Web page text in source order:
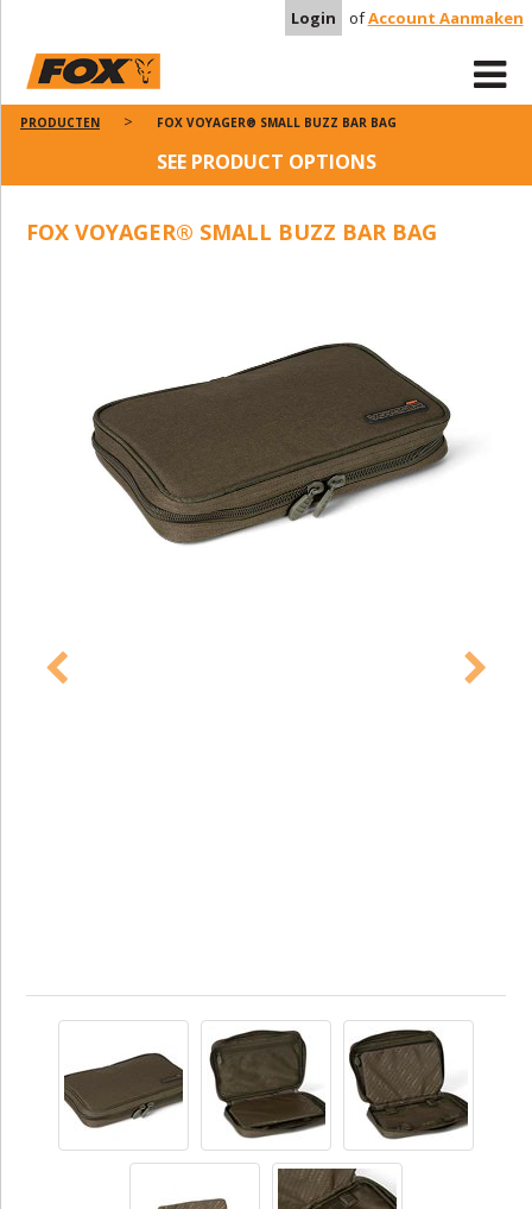
Login ofAccount Aanmaken
PRODUCTEN FOX VOYAGER® SMALL BUZZ BAR BAG
SEE PRODUCT OPTIONS
FOX VOYAGER® SMALL BUZZ BAR BAG